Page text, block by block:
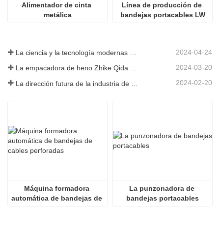
Alimentador de cinta
metálica
Línea de producción de
bandejas portacables LW
2024-04-24
La empacadora de heno Zhike Qida debutó en la exposición de maquinaria agrícola de Heilongjiang 2024-03-20
2024-02-20
Máquina formadora
automática de bandejas de
La punzonadora de
bandejas portacables